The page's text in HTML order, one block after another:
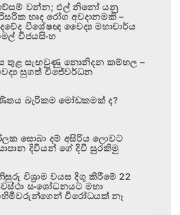
වන්න; එල් නිනෝ යනු
හෘද රෝග අවදානමකි –
විශේෂඥ වෛද්‍ය මහාචාර්ය
විජයසිංහ
තුළ සැඟවුණු නොනිදන කම්හල –
සුගත් විජේවර්ධන
බැරිකම මෝඩකමක් ද?
සොබා දම් අසිරිය ලොවට
දිවියන් ගේ දිවි සුරකිමු
විශ්‍රාම වයස දිගු කිරීමේ 22
සංශෝධනයට මහා
විරෝධයක් නෑ